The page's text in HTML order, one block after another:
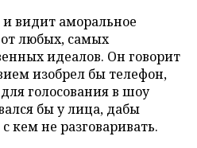
видит аморальное
любых, самых
идеалов. Он говорит
изобрел бы телефон,
голосования в шоу
бы у лица, дабы
кем не разговаривать.